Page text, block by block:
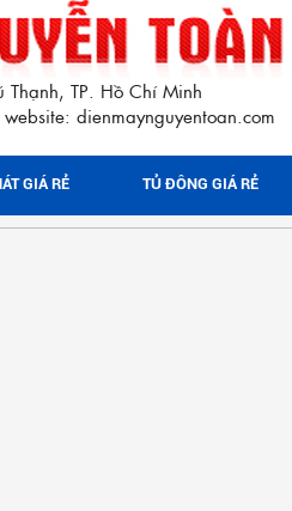
TP. Hồ Chí Minh
website: dienmaynguyentoan.com
GIÁ RẺ TỦ ĐÔNG GIÁ RẺ